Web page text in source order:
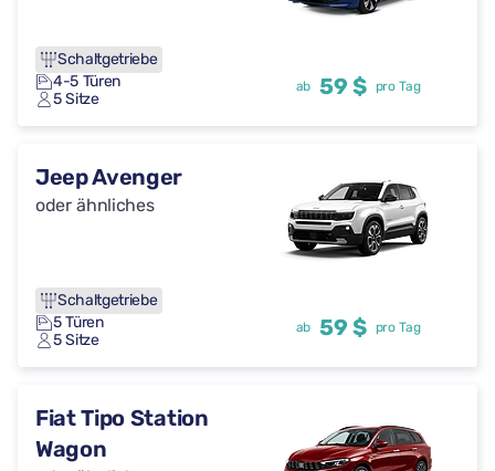
Schaltgetriebe
4-5 Türen
5 Sitze
ab 59 $ pro Tag
Jeep Avenger
oder ähnliches
Schaltgetriebe
5 Türen
5 Sitze
ab 59 $ pro Tag
Fiat Tipo Station
Wagon